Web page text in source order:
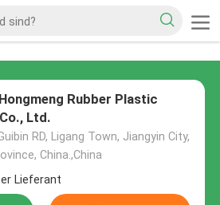
Rubber Plastic
Ltd.
RD, Ligang Town, Jiangyin City,
China.,China
Lieferant